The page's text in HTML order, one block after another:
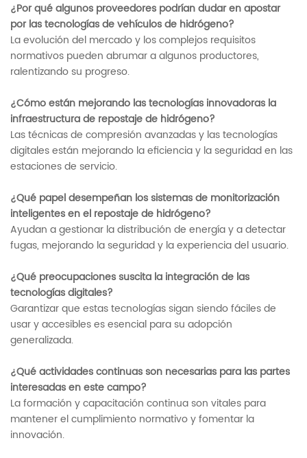
¿Por qué algunos proveedores podrían dudar en apostar
por las tecnologías de vehículos de hidrógeno?
La evolución del mercado y los complejos requisitos
normativos pueden abrumar a algunos productores,
ralentizando su progreso.
¿Cómo están mejorando las tecnologías innovadoras la
infraestructura de repostaje de hidrógeno?
Las técnicas de compresión avanzadas y las tecnologías
digitales están mejorando la eficiencia y la seguridad en las
estaciones de servicio.
¿Qué papel desempeñan los sistemas de monitorización
inteligentes en el repostaje de hidrógeno?
Ayudan a gestionar la distribución de energía y a detectar
fugas, mejorando la seguridad y la experiencia del usuario.
¿Qué preocupaciones suscita la integración de las
tecnologías digitales?
Garantizar que estas tecnologías sigan siendo fáciles de
usar y accesibles es esencial para su adopción
generalizada.
¿Qué actividades continuas son necesarias para las partes
interesadas en este campo?
La formación y capacitación continua son vitales para
mantener el cumplimiento normativo y fomentar la
innovación.